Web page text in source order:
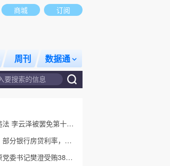
商城 订阅
周刊 数据通
私房课
因严重违纪违法 李云泽被罢免第十四届全国人大代表职务
财经早知道｜部分银行房贷利率，降至“2字头
特稿｜国航原党委书记樊澄受贿3847万元二审待宣判 否认大多数指控